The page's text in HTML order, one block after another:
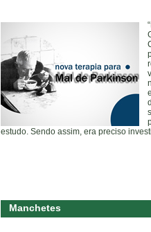
estudo. Sendo assim, era preciso
Manchetes